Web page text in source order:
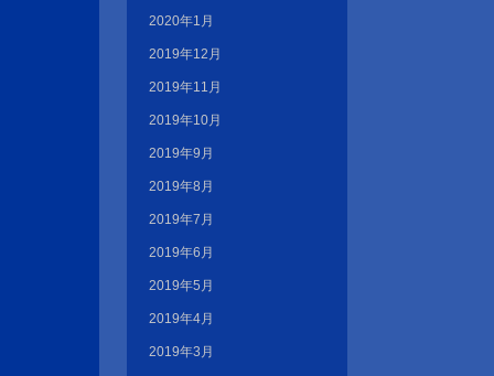
2020年1月
2019年12月
2019年11月
2019年10月
2019年9月
2019年8月
2019年7月
2019年6月
2019年5月
2019年4月
2019年3月